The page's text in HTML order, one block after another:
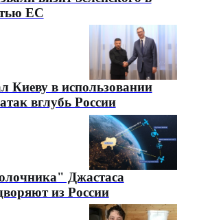
ЕС
Киеву в использовании
вглубь России
Джастаса
из России